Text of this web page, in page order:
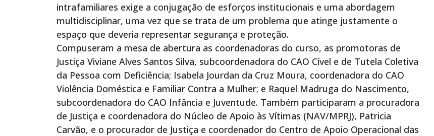
intrafamiliares exige a conjugação de esforços institucionais e uma abordagem
multidisciplinar, uma vez que se trata de um problema que atinge justamente o
espaço que deveria representar segurança e proteção.
Compuseram a mesa de abertura as coordenadoras do curso, as promotoras de
Justiça Viviane Alves Santos Silva, subcoordenadora do CAO Cível e de Tutela Coletiva
da Pessoa com Deficiência; Isabela Jourdan da Cruz Moura, coordenadora do CAO
Violência Doméstica e Familiar Contra a Mulher; e Raquel Madruga do Nascimento,
subcoordenadora do CAO Infância e Juventude. Também participaram a procuradora
de Justiça e coordenadora do Núcleo de Apoio às Vítimas (NAV/MPRJ), Patricia
Carvão, e o procurador de Justiça e coordenador do Centro de Apoio Operacional das